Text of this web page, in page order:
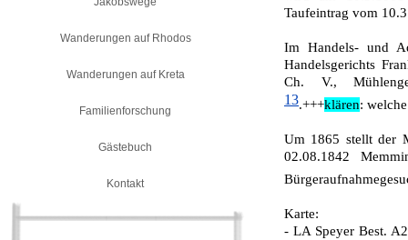
Taufeintrag vom
Im Handels- und
Handelsgerichts
Ch. V.,
13.+++klären:
Um 1865 stellt der
02.08.1842
Karte:
- LA Speyer Best.
Wanderungen auf Rhodos
Wanderungen auf Kreta
Familienforschung
Gästebuch
Kontakt